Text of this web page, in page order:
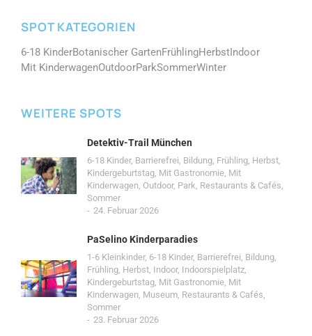
SPOT KATEGORIEN
6-18 KinderBotanischer GartenFrühlingHerbstIndoor
Mit KinderwagenOutdoorParkSommerWinter
WEITERE SPOTS
Detektiv-Trail München
6-18 Kinder, Barrierefrei, Bildung, Frühling, Herbst,
Kindergeburtstag, Mit Gastronomie, Mit
Kinderwagen, Outdoor, Park, Restaurants & Cafés,
Sommer
24. Februar 2026
PaSelino Kinderparadies
1-6 Kleinkinder, 6-18 Kinder, Barrierefrei, Bildung,
Frühling, Herbst, Indoor, Indoorspielplatz,
Kindergeburtstag, Mit Gastronomie, Mit
Kinderwagen, Museum, Restaurants & Cafés,
Sommer
23. Februar 2026